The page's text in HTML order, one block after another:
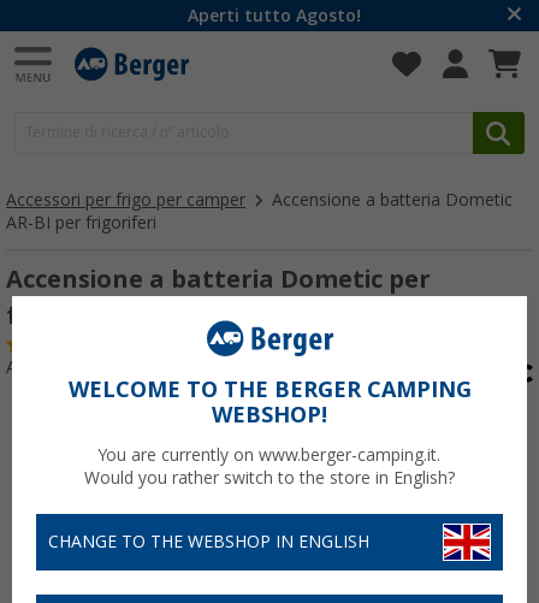
Aperti tutto Agosto!
Accessori per frigo per camper
Accensione a batteria Dometic
AR-BI per frigoriferi
Accensione a batteria Dometic per
frigoriferi NEU
Articolo n: 510941
WELCOME TO THE BERGER CAMPING
WEBSHOP!
You are currently on www.berger-camping.it.
Would you rather switch to the store in English?
CHANGE TO THE WEBSHOP IN ENGLISH